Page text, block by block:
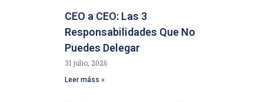
CEO a CEO: Las 3
Responsabilidades Que No
Puedes Delegar
31 julio, 2026
Leer máss »